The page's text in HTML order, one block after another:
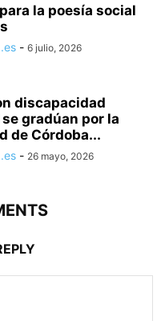
la poesía social
- 6 julio, 2026
discapacidad
gradúan por la
de Córdoba...
- 26 mayo, 2026